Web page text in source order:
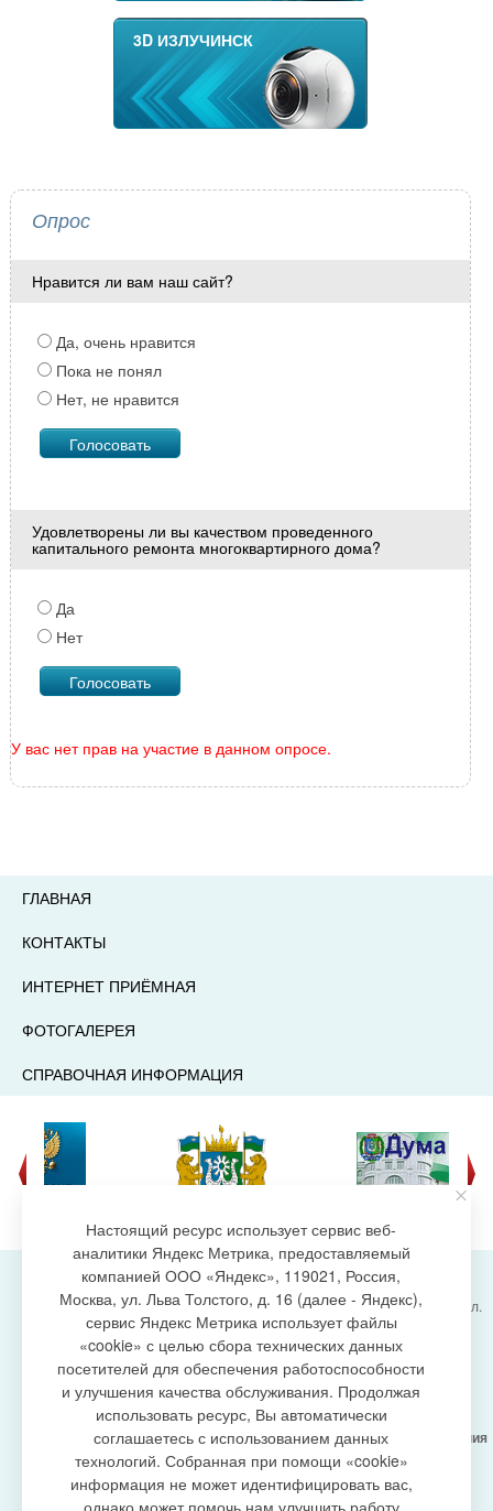
3D ИЗЛУЧИНСК
Опрос
Нравится ли вам наш сайт?
Да, очень нравится
Пока не понял
Нет, не нравится
Удовлетворены ли вы качеством проведенного
капитального ремонта многоквартирного дома?
Да
Нет
У вас нет прав на участие в данном опросе.
ГЛАВНАЯ
КОНТАКТЫ
ИНТЕРНЕТ ПРИЁМНАЯ
ФОТОГАЛЕРЕЯ
СПРАВОЧНАЯ ИНФОРМАЦИЯ
создание сайта
Администрация городского поселения Излучинск, ул.
Энергетиков, 6, пгт. Излучинск, Нижневартовский
район,
Ханты-Мансийский автономный округ-Югра
(Тюменская область), 628634
Сетевое изданиеhttps://www.gp-izluchinsk.ru
16+
Учредитель -Администрация городского поселения
Излучинск
Главный редактор - Бурич Денис Ярославович
Телефон/факс: (3466) 28-13-77 , e-mail:
Настоящий ресурс использует сервис веб-
аналитики Яндекс Метрика, предоставляемый
компанией ООО «Яндекс», 119021, Россия,
Москва, ул. Льва Толстого, д. 16 (далее - Яндекс),
сервис Яндекс Метрика использует файлы
«cookie» с целью сбора технических данных
посетителей для обеспечения работоспособности
и улучшения качества обслуживания. Продолжая
использовать ресурс, Вы автоматически
соглашаетесь с использованием данных
технологий. Собранная при помощи «cookie»
информация не может идентифицировать вас,
однако может помочь нам улучшить работу